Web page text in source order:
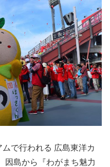
で行われる 広島東洋カ
因島から『わがまち魅力